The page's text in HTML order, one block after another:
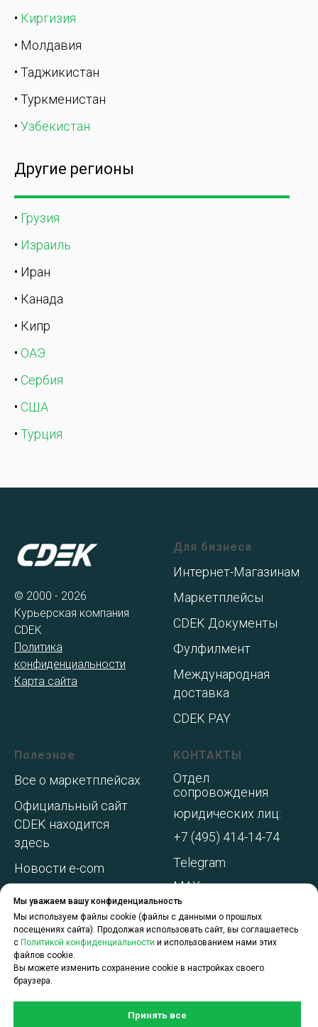
• Киргизия
• Молдавия
• Таджикистан
• Туркменистан
• Узбекистан
Другие регионы
• Грузия
• Израиль
• Иран
• Канада
• Кипр
• ОАЭ
• Сербия
• США
• Турция
Мы уважаем вашу конфиденциальность
Мы используем файлы cookie (файлы с данными о прошлых
посещениях сайта). Продолжая использовать сайт, вы соглашаетесь
с Политикой конфиденциальности и использованием нами этих
файлов cookie.
Вы можете изменить сохранение cookie в настройках своего
браузера.
Принять все
© 2000 - 2026
Курьерская компания
CDEK
Политика
конфиденциальности
Карта сайта
Для бизнеса
Интернет-Магазинам
Маркетплейсы
CDEK Документы
Фулфилмент
Международная
доставка
CDEK PAY
Полезное
Все о маркетплейсах
Официальный сайт
CDEK находится
здесь
Новости e-com
Акции и
спецпредложения
О компании
КОНТАКТЫ
Отдел
сопровождения
юридических лиц:
+7 (495) 414-14-74
Telegram
MAX
WhatsApp